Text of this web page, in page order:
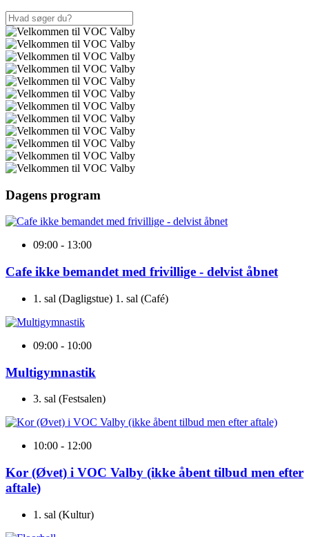
Dagens program
09:00 - 13:00
Cafe ikke bemandet med frivillige - delvist åbnet
1. sal (Dagligstue) 1. sal (Café)
09:00 - 10:00
Multigymnastik
3. sal (Festsalen)
10:00 - 12:00
Kor (Øvet) i VOC Valby (ikke åbent tilbud men efter
aftale)
1. sal (Kultur)